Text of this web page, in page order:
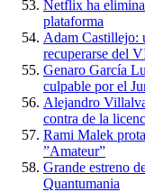
Netflix ha
plataforma
Adam Castillejo:
recuperarse del
Genaro García
culpable por el
Alejandro
contra de la
Rami Malek
”Amateur”
Grande estreno
Quantumania